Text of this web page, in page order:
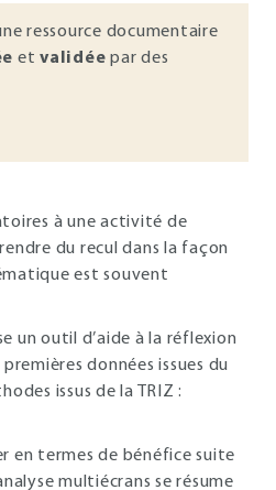
ressource documentaire
et validée par des
à une activité de
du recul dans la façon
est souvent
un outil d’aide à la réflexion
données issues du
issus de la TRIZ :
en termes de bénéfice suite
multiécrans se résume